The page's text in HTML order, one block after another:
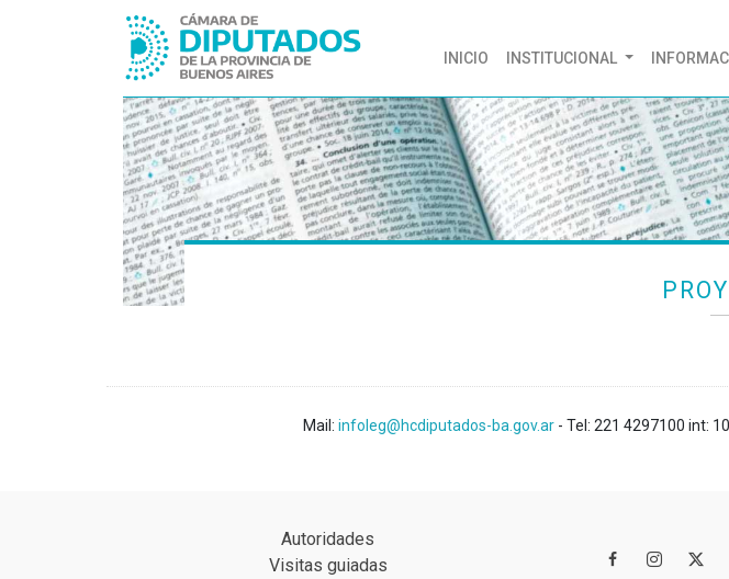
INICIO (CURRENT)
INSTITUCIONAL
Mail: infoleg@hcdiputados-ba.gov.ar - Tel: 221 4297100 int:
Autoridades
Visitas guiadas
